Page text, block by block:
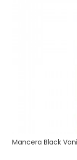
Mancera Black